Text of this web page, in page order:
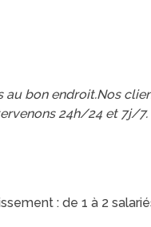
au bon endroit.Nos
24h/24 et 7j/7.
: de 1 à 2